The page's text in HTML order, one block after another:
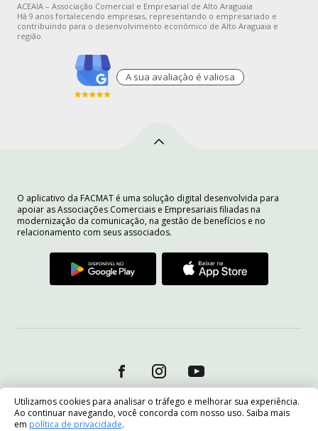
Utilizamos cookies para analisar o tráfego e melhorar sua experiência.
Ao continuar navegando, você concorda com nosso uso. Saiba mais
em política de privacidade.
ACEAIA – Associação Comercial e Empresarial de Alto Araguaia
Há 9 anos fortalecendo empresas, representando o empresariado e
contribuindo para o desenvolvimento econômico de Alto Araguaia e
região.
A sua avaliaçào é valiosa
O aplicativo da FACMAT é uma solução digital desenvolvida para
apoiar as Associações Comerciais e Empresariais filiadas na
modernização da comunicação, na gestão de benefícios e no
relacionamento com seus associados.